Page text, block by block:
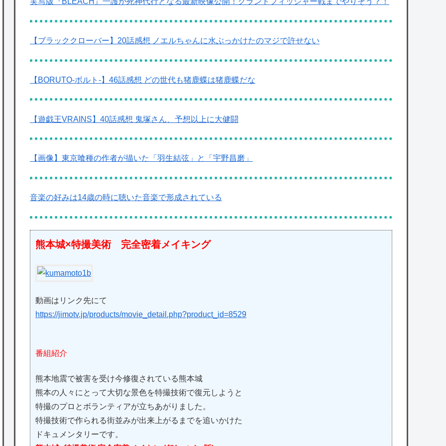
【ブラッククローバー】20話感想 ノエルちゃんに水ぶっかけたのマジで許せない
【BORUTO-ボルト-】46話感想 どの世代も猪鹿蝶は猪鹿蝶だな
【遊戯王VRAINS】40話感想 鬼塚さん、予想以上に大健闘
【画像】東京喰種の作者が描いた「羽生結弦」と「宇野昌磨」
音楽の好みは14歳の時に聴いた音楽で形成されている
熊本城×特撮美術 完全密着メイキング
動画はリンク先にて
https://jimotv.jp/products/movie_detail.php?product_id=8529
番組紹介
熊本地震で被害を受け今修復されている熊本城
熊本の人々にとって大切な景色を特撮技術で復元しようと
特撮のプロとボランティアが立ちあがりました。
特撮技術で作られる街並みが出来上がるまでを追いかけた
ドキュメンタリーです。